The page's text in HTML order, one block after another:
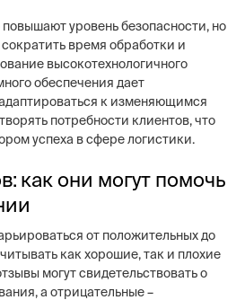
повышают уровень безопасности, но
время обработки и
высокотехнологичного
обеспечения дает
к изменяющимся
потребности клиентов, что
успеха в сфере логистики.
как они могут помочь
от положительных до
как хорошие, так и плохие
могут свидетельствовать о
а отрицательные –